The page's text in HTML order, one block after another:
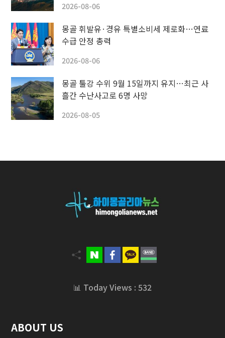
2026-08-06
몽골 휘발유·경유 특별소비세 제로화…연료
수급 안정 총력
2026-08-06
몽골 툴강 수위 9월 15일까지 유지…최근 사
흘간 수난사고로 6명 사망
2026-08-05
📊 Today Views : 532
ABOUT US